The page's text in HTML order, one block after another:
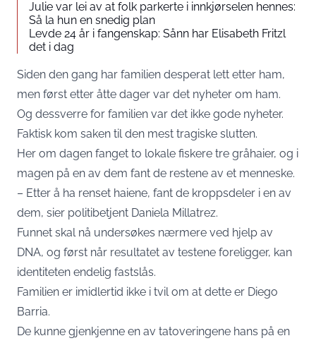
Julie var lei av at folk parkerte i innkjørselen hennes:
Så la hun en snedig plan
Levde 24 år i fangenskap: Sånn har Elisabeth Fritzl
det i dag
Siden den gang har familien desperat lett etter ham,
men først etter åtte dager var det nyheter om ham.
Og dessverre for familien var det ikke gode nyheter.
Faktisk kom saken til den mest tragiske slutten.
Her om dagen fanget to lokale fiskere tre gråhaier, og i
magen på en av dem fant de restene av et menneske.
– Etter å ha renset haiene, fant de kroppsdeler i en av
dem, sier politibetjent Daniela Millatrez.
Funnet skal nå undersøkes nærmere ved hjelp av
DNA, og først når resultatet av testene foreligger, kan
identiteten endelig fastslås.
Familien er imidlertid ikke i tvil om at dette er Diego
Barria.
De kunne gjenkjenne en av tatoveringene hans på en